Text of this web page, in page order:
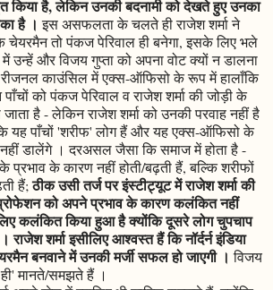
किया है, लेकिन उनकी बदनामी को देखते हुए उनका
है । इस असफलता के चलते ही राजेश शर्मा ने
चेयरमैन तो पंकज पेरिवाल ही बनेगा, इसके लिए भले
और विजय गुप्ता को अपना वोट क्यों न डालना
काउंसिल में एक्स-ऑफिसो के रूप में हालाँकि
को पंकज पेरिवाल व राजेश शर्मा की जोड़ी के
है - लेकिन राजेश शर्मा को उनकी परवाह नहीं है
यह पाँचों 'शरीफ' लोग हैं और यह एक्स-ऑफिसो के
डालेंगे । दरअसल जैसा कि समाज में होता है -
प्रभाव के कारण नहीं होती/बढ़ती हैं, बल्कि शरीफों
हैं;ठीक उसी तर्ज पर इंस्टीट्यूट में राजेश शर्मा की
को अपने प्रभाव के कारण कलंकित नहीं
कलंकित किया हुआ है क्योंकि दूसरे लोग चुपचाप
शर्मा इसीलिए आश्वस्त हैं कि नॉर्दर्न इंडिया
बनवाने में उनकी मर्जी सफल हो जाएगी । विजय
मानते/समझते हैं ।